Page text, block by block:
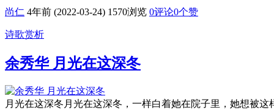
尚仁 4年前 (2022-03-24) 1570浏览 0评论0个赞
诗歌赏析
余秀华 月光在这深冬
月光在这深冬月光在这深冬，一样白着她在院子里，她想被